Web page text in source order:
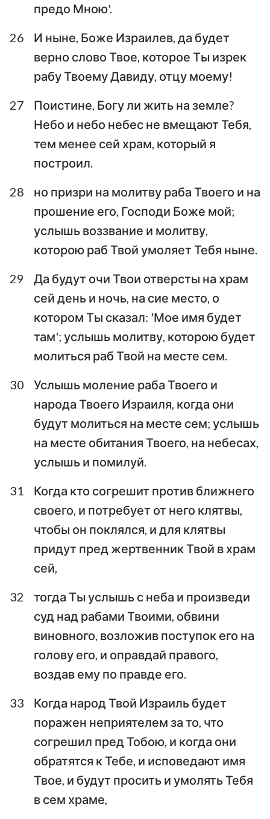
предо Мною'.
26
И ныне, Боже Израилев, да будет
верно слово Твое, которое Ты изрек
рабу Твоему Давиду, отцу моему!
27
Поистине, Богу ли жить на земле?
Небо и небо небес не вмещают Тебя,
тем менее сей храм, который я
построил.
28
но призри на молитву раба Твоего и на
прошение его, Господи Боже мой;
услышь воззвание и молитву,
которою раб Твой умоляет Тебя ныне.
29
Да будут очи Твои отверсты на храм
сей день и ночь, на сие место, о
котором Ты сказал: 'Мое имя будет
там'; услышь молитву, которою будет
молиться раб Твой на месте сем.
30
Услышь моление раба Твоего и
народа Твоего Израиля, когда они
будут молиться на месте сем; услышь
на месте обитания Твоего, на небесах,
услышь и помилуй.
31
Когда кто согрешит против ближнего
своего, и потребует от него клятвы,
чтобы он поклялся, и для клятвы
придут пред жертвенник Твой в храм
сей,
32
тогда Ты услышь с неба и произведи
суд над рабами Твоими, обвини
виновного, возложив поступок его на
голову его, и оправдай правого,
воздав ему по правде его.
33
Когда народ Твой Израиль будет
поражен неприятелем за то, что
согрешил пред Тобою, и когда они
обратятся к Тебе, и исповедают имя
Твое, и будут просить и умолять Тебя
в сем храме,